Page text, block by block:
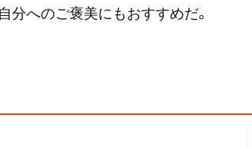
分へのご褒美にもおすすめだ。